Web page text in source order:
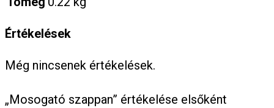
Értékelések
Még nincsenek értékelések.
„Mosogató szappan” értékelése elsőként